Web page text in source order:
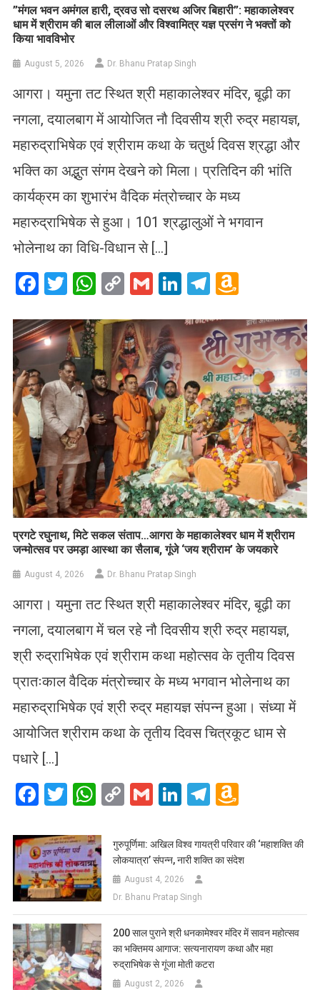
​”मंगल भवन अमंगल हारी, द्रवउ सो दसरथ अजिर बिहारी”: महाकालेश्वर
धाम में श्रीराम की बाल लीलाओं और विश्वामित्र यज्ञ प्रसंग ने भक्तों को
किया भावविभोर
August 5, 2026 Dr. Bhanu Pratap Singh
आगरा। यमुना तट स्थित श्री महाकालेश्वर मंदिर, बूढ़ी का
नगला, दयालबाग में आयोजित नौ दिवसीय श्री रुद्र महायज्ञ,
महारुद्राभिषेक एवं श्रीराम कथा के चतुर्थ दिवस श्रद्धा और
भक्ति का अद्भुत संगम देखने को मिला। प्रतिदिन की भांति
कार्यक्रम का शुभारंभ वैदिक मंत्रोच्चार के मध्य
महारुद्राभिषेक से हुआ। 101 श्रद्धालुओं ने भगवान
भोलेनाथ का विधि-विधान से […]
Facebook
Twitter
WhatsApp
CopyGmailLinkedIn
Telegram
List
प्रगटे रघुनाथ, मिटे सकल संताप…आगरा के महाकालेश्वर धाम में श्रीराम
जन्मोत्सव पर उमड़ा आस्था का सैलाब, गूंजे ‘जय श्रीराम’ के जयकारे
August 4, 2026 Dr. Bhanu Pratap Singh
आगरा। यमुना तट स्थित श्री महाकालेश्वर मंदिर, बूढ़ी का
नगला, दयालबाग में चल रहे नौ दिवसीय श्री रुद्र महायज्ञ,
श्री रुद्राभिषेक एवं श्रीराम कथा महोत्सव के तृतीय दिवस
प्रातःकाल वैदिक मंत्रोच्चार के मध्य भगवान भोलेनाथ का
महारुद्राभिषेक एवं श्री रुद्र महायज्ञ संपन्न हुआ। संध्या में
आयोजित श्रीराम कथा के तृतीय दिवस चित्रकूट धाम से
पधारे […]
Facebook
Twitter
WhatsApp
CopyGmailLinkedIn
Telegram
List
गुरुपूर्णिमा: अखिल विश्व गायत्री परिवार की ‘महाशक्ति की
लोकयात्रा’ संपन्न, नारी शक्ति का संदेश
August 4, 2026
Dr. Bhanu Pratap Singh
200 साल पुराने श्री धनकामेश्वर मंदिर में सावन महोत्सव
का भक्तिमय आगाज: सत्यनारायण कथा और महा
रुद्राभिषेक से गूंजा मोती कटरा
August 2, 2026